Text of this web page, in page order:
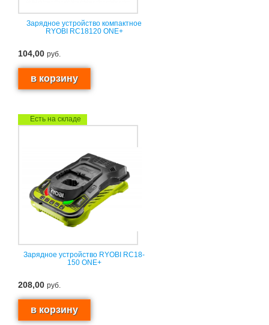
Зарядное устройство компактное
RYOBI RC18120 ONE+
104,00 руб.
Есть на складе
Зарядное устройство RYOBI RC18-
150 ONE+
208,00 руб.